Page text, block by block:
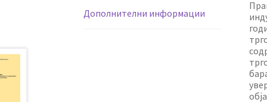
Дополнителни информации